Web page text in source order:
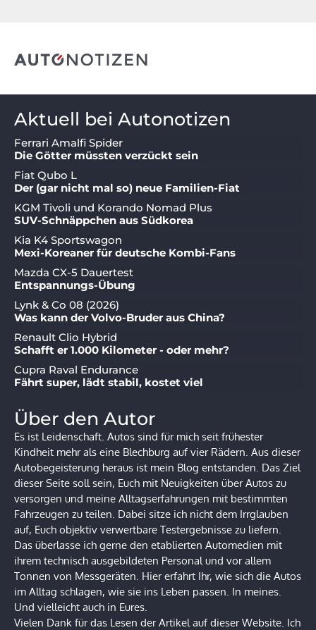
Aktuell bei Autonotizen
Ferrari Amalfi Spider
Die Götter müssten verzückt sein
Fiat Qubo L
Der (gar nicht mal so) neue Familien-Fiat
KGM Tivoli und Korando Nomad Plus
SUV-Schnäppchen aus Südkorea
Kia K4 Sportswagon
Mexi-Koreaner für deutsche Kombi-Fans
Mazda CX-5 Dauertest
Entspannungs-Übung
Lynk & Co 08 (2026)
Was kann der Volvo-Bruder aus China?
Renault Clio Hybrid
Schafft er 1.000 Kilometer - oder mehr?
Cupra Raval Endurance
Fährt super, lädt stabil, kostet viel
Über den Autor
Es ist Leidenschaft. Autos sind für mich seit frühester
Kindheit mehr als eine Blechburg auf vier Rädern. Aus dieser
Autobegeisterung heraus ist mein Blog entstanden. Das Ziel
dieser Seite soll sein, Euch mit Neuigkeiten über Autos zu
versorgen und meine Alltagserfahrungen mit bestimmten
Fahrzeugen zu teilen. Dabei sitze ich nicht dem Irrglauben
auf, Euch objektiv verwertbare Testergebnisse zu liefern.
Das überlasse ich gerne den etablierten Automedien mit
ihrem technisch ausgebildeten Personal und vor allem
Tonnen von Messgeräten. Hier erfahrt Ihr, wie sich die Autos
im Alltag schlagen, wie sie ins Leben passen. In meines.
Und vielleicht auch in Eures.
Vielen Dank für das Lesen der Artikel auf dieser Website. Ich